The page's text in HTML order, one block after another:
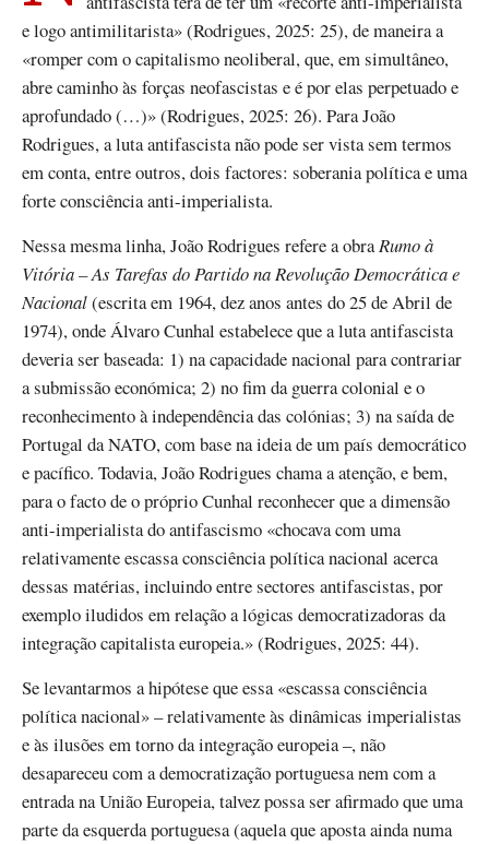
e logo antimilitarista» (Rodrigues, 2025: 25), de maneira a
«romper com o capitalismo neoliberal, que, em simultâneo,
abre caminho às forças neofascistas e é por elas perpetuado e
aprofundado (…)» (Rodrigues, 2025: 26). Para João
Rodrigues, a luta antifascista não pode ser vista sem termos
em conta, entre outros, dois factores: soberania política e uma
forte consciência anti-imperialista.
Nessa mesma linha, João Rodrigues refere a obraRumo à
Vitória – As Tarefas do Partido na Revolução Democrática e
Nacional(escrita em 1964, dez anos antes do 25 de Abril de
1974), onde Álvaro Cunhal estabelece que a luta antifascista
deveria ser baseada: 1) na capacidade nacional para contrariar
a submissão económica; 2) no fim da guerra colonial e o
reconhecimento à independência das colónias; 3) na saída de
Portugal da NATO, com base na ideia de um país democrático
e pacífico. Todavia, João Rodrigues chama a atenção, e bem,
para o facto de o próprio Cunhal reconhecer que a dimensão
anti-imperialista do antifascismo «chocava com uma
relativamente escassa consciência política nacional acerca
dessas matérias, incluindo entre sectores antifascistas, por
exemplo iludidos em relação a lógicas democratizadoras da
integração capitalista europeia.» (Rodrigues, 2025: 44).
Se levantarmos a hipótese que essa «escassa consciência
política nacional» – relativamente às dinâmicas imperialistas
e às ilusões em torno da integração europeia –, não
desapareceu com a democratização portuguesa nem com a
entrada na União Europeia, talvez possa ser afirmado que uma
parte da esquerda portuguesa (aquela que aposta ainda numa